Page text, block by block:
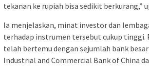
tekanan ke rupiah bisa sedikit berkurang,”
Ia menjelaskan, minat investor dan
terhadap instrumen tersebut cukup tinggi.
telah bertemu dengan sejumlah bank
Industrial and Commercial Bank of China